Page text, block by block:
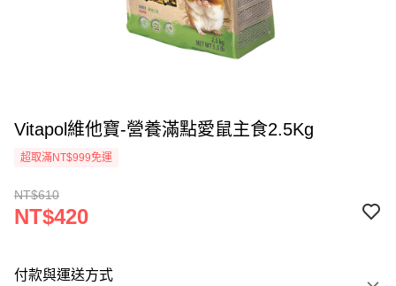
Vitapol維他寶-營養滿點愛鼠主食2.5Kg
超取滿NT$999免運
NT$610
NT$420
付款與運送方式